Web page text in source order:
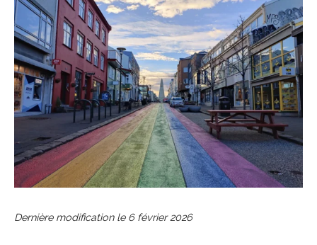
Dernière modification le 6 février 2026